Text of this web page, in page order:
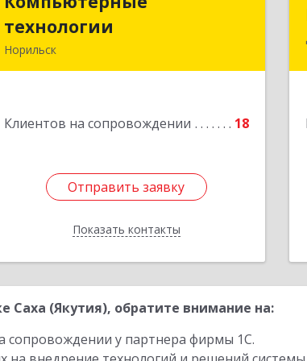
технологии
Норильск
Клиентов на сопровождении 18
Отправить заявку
Показать контакты
Подробнее
Отправить заявку
Назад
(Якутия), обратите внимание на:
сопровождении у партнера фирмы 1С.